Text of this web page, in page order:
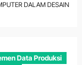
DALAM DESAIN
Data Produksi